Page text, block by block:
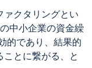
ァクタリングとい
中小企業の資金繰
的であり、結果的
とに繋がる、と